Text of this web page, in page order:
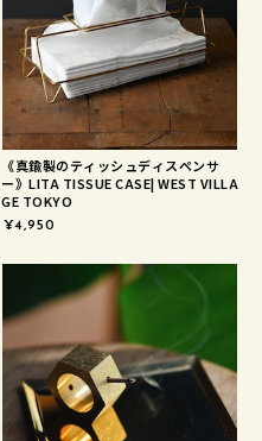
《真鍮製のティッシュディスペンサ
ー》LITA TISSUE CASE| WEST VILLA
GE TOKYO
¥4,950